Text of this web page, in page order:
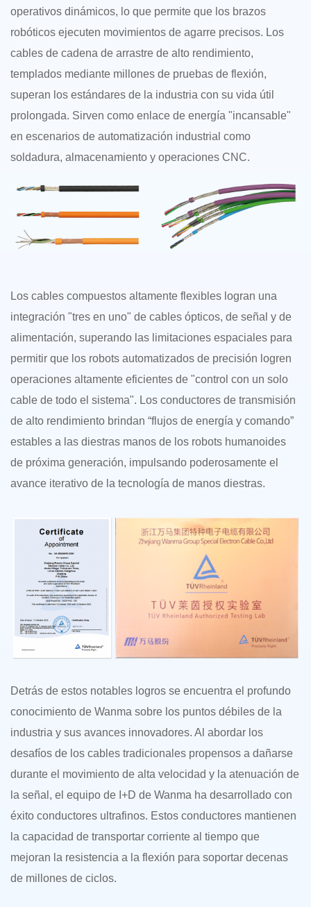
operativos dinámicos, lo que permite que los brazos
robóticos ejecuten movimientos de agarre precisos. Los
cables de cadena de arrastre de alto rendimiento,
templados mediante millones de pruebas de flexión,
superan los estándares de la industria con su vida útil
prolongada. Sirven como enlace de energía "incansable"
en escenarios de automatización industrial como
soldadura, almacenamiento y operaciones CNC.
Los cables compuestos altamente flexibles logran una
integración "tres en uno" de cables ópticos, de señal y de
alimentación, superando las limitaciones espaciales para
permitir que los robots automatizados de precisión logren
operaciones altamente eficientes de "control con un solo
cable de todo el sistema". Los conductores de transmisión
de alto rendimiento brindan “flujos de energía y comando”
estables a las diestras manos de los robots humanoides
de próxima generación, impulsando poderosamente el
avance iterativo de la tecnología de manos diestras.
Detrás de estos notables logros se encuentra el profundo
conocimiento de Wanma sobre los puntos débiles de la
industria y sus avances innovadores. Al abordar los
desafíos de los cables tradicionales propensos a dañarse
durante el movimiento de alta velocidad y la atenuación de
la señal, el equipo de I+D de Wanma ha desarrollado con
éxito conductores ultrafinos. Estos conductores mantienen
la capacidad de transportar corriente al tiempo que
mejoran la resistencia a la flexión para soportar decenas
de millones de ciclos.